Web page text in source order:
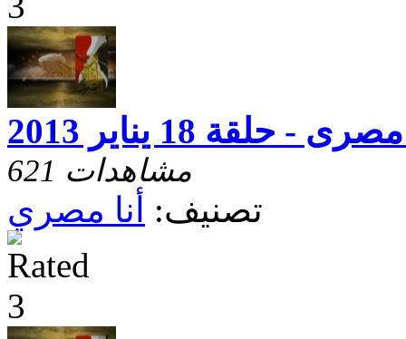
- حلقة 18 يناير 2013
621 مشاهدات
تصنيف: أنا مصري